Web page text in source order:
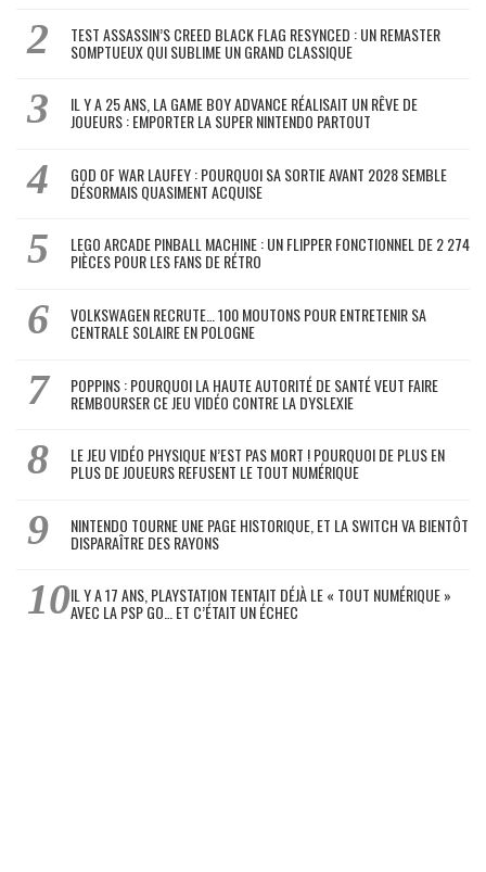
TEST ASSASSIN’S CREED BLACK FLAG RESYNCED : UN REMASTER
SOMPTUEUX QUI SUBLIME UN GRAND CLASSIQUE
IL Y A 25 ANS, LA GAME BOY ADVANCE RÉALISAIT UN RÊVE DE
JOUEURS : EMPORTER LA SUPER NINTENDO PARTOUT
GOD OF WAR LAUFEY : POURQUOI SA SORTIE AVANT 2028 SEMBLE
DÉSORMAIS QUASIMENT ACQUISE
LEGO ARCADE PINBALL MACHINE : UN FLIPPER FONCTIONNEL DE 2 274
PIÈCES POUR LES FANS DE RÉTRO
VOLKSWAGEN RECRUTE… 100 MOUTONS POUR ENTRETENIR SA
CENTRALE SOLAIRE EN POLOGNE
POPPINS : POURQUOI LA HAUTE AUTORITÉ DE SANTÉ VEUT FAIRE
REMBOURSER CE JEU VIDÉO CONTRE LA DYSLEXIE
LE JEU VIDÉO PHYSIQUE N’EST PAS MORT ! POURQUOI DE PLUS EN
PLUS DE JOUEURS REFUSENT LE TOUT NUMÉRIQUE
NINTENDO TOURNE UNE PAGE HISTORIQUE, ET LA SWITCH VA BIENTÔT
DISPARAÎTRE DES RAYONS
IL Y A 17 ANS, PLAYSTATION TENTAIT DÉJÀ LE « TOUT NUMÉRIQUE »
AVEC LA PSP GO… ET C’ÉTAIT UN ÉCHEC